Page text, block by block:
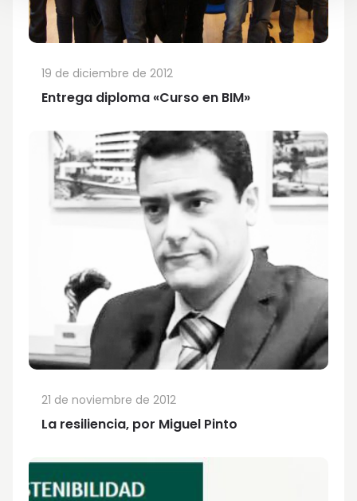
Entrega diploma «Curso en BIM»
19 de diciembre de 2012
La resiliencia, por Miguel Pinto
21 de noviembre de 2012